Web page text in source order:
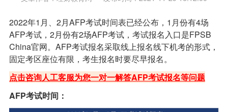
2022年1月、2月AFP考试时间表已经公布，1月份有4场
AFP考试，2月份有2场AFP考试，考试报名入口是FPSB
China官网。 AFP考试报名采取线上报名线下机考的形式，
固定考区座位有限，考生报名时要尽早报名。
点击咨询人工客服为您一对一解答AFP考试报名等问题
AFP考试时间：